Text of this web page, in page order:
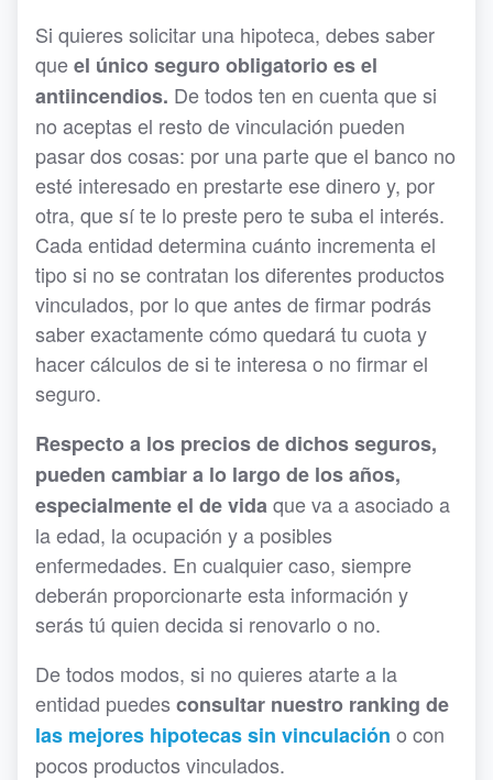
Si quieres solicitar una hipoteca, debes saber
queel único seguro obligatorio es el
antiincendios. De todos ten en cuenta que si
no aceptas el resto de vinculación pueden
pasar dos cosas: por una parte que el banco no
esté interesado en prestarte ese dinero y, por
otra, que sí te lo preste pero te suba el interés.
Cada entidad determina cuánto incrementa el
tipo si no se contratan los diferentes productos
vinculados, por lo que antes de firmar podrás
saber exactamente cómo quedará tu cuota y
hacer cálculos de si te interesa o no firmar el
seguro.
Respecto a los precios de dichos seguros,
pueden cambiar a lo largo de los años,
especialmente el de vidaque va a asociado a
la edad, la ocupación y a posibles
enfermedades. En cualquier caso, siempre
deberán proporcionarte esta información y
serás tú quien decida si renovarlo o no.
De todos modos, si no quieres atarte a la
entidad puedes consultar nuestro ranking de
las mejores hipotecas sin vinculación o con
pocos productos vinculados.